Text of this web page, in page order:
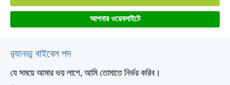
আপনার ওয়েবসাইটে
র‌্যানড্ম বাইবেল পদ
যে সময়ে আমার ভয় লাগে, আমি তোমাতে নির্ভর করিব।